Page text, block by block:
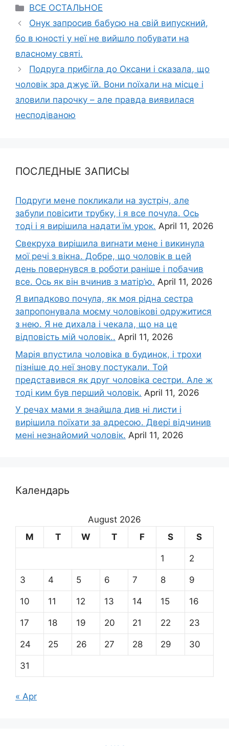
Categories
ВСЕ ОСТАЛЬНОЕ
Онук запросив бабусю на свій випускний,
бо в юності у неї не вийшло побувати на
власному святі.
Подруга прибігла до Оксани і сказала, що
чоловік зра джує їй. Вони поїхали на місце і
зловили парочку – але правда виявилася
несподіваною
ПОСЛЕДНЫЕ ЗАПИСЫ
Подруги мене покликали на зустріч, але
забули повісити трубку, і я все почула. Ось
тоді і я вирішила надати їм урок. April 11, 2026
Свекруха вирішила виrнати мене і викинула
мої речі з вікна. Добре, що чоловік в цей
день повернувся в роботи раніше і побачив
все. Ось як він вчинив з матір’ю. April 11, 2026
Я випадково почула, як моя рідна сестра
запропонувала моєму чоловікові одружитися
з нею. Я не дихала і чекала, що на це
відповість мій чоловік.. April 11, 2026
Марія впустила чоловіка в будинок, і трохи
пізніше до неї знову постукали. Той
представився як друг чоловіка сестри. Але ж
тоді ким був перший чоловік. April 11, 2026
У речах мами я знайшла див ні листи і
вирішила поїхати за адресою. Двері відчинив
мені незнайомий чоловік. April 11, 2026
Календарь
August 2026
M
T W T F S S
1 2
3 4 5 6 7 8 9
10 11 12 13 14 15 16
17 18 19 20 21 22 23
24 25 26 27 28 29 30
31
« Apr